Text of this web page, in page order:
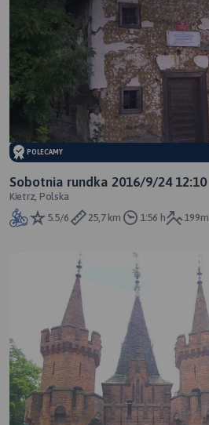
POLECAMY
Sobotnia rundka 2016/9/24 12:10
Kietrz, Polska
5.5/6
25,7 km 1:56 h 199m